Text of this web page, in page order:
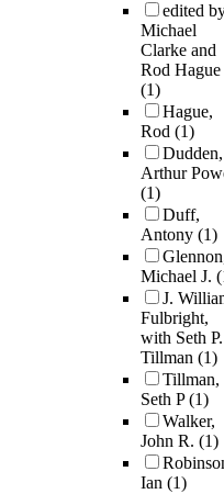
edited
Michael
Clarke and
Rod Hague
(1)
Hague,
Rod (1)
Dudden,
Arthur
(1)
Duff,
Antony (1)
Michael J.
J.
Fulbright,
with Seth P.
Tillman (1)
Tillman,
Seth P(1)
Walker,
John R. (1)
Ian (1)